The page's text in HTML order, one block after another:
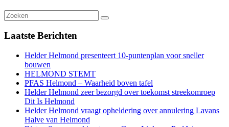
Laatste Berichten
Helder Helmond presenteert 10-puntenplan voor sneller
bouwen
HELMOND STEMT
PFAS Helmond – Waarheid boven tafel
Helder Helmond zeer bezorgd over toekomst streekomroep
Dit Is Helmond
Helder Helmond vraagt opheldering over annulering Lavans
Halve van Helmond